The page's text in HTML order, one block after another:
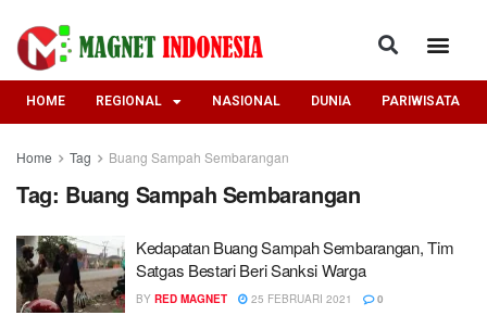
HOME REGIONAL NASIONAL DUNIA PARIWISATA
Home Tag Buang Sampah Sembarangan
Tag: Buang Sampah Sembarangan
Kedapatan Buang Sampah Sembarangan, Tim
Satgas Bestari Beri Sanksi Warga
BY RED MAGNET 25 FEBRUARI 2021 0